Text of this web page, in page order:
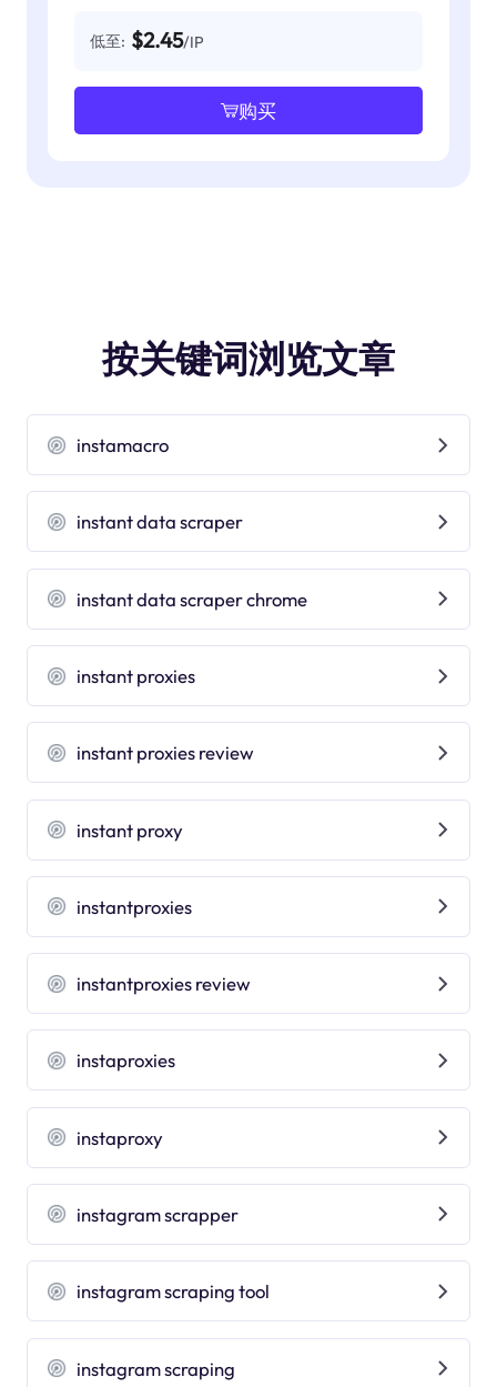
低至: $2.45/IP
购买
按关键词浏览文章
instamacro
instant data scraper
instant data scraper chrome
instant proxies
instant proxies review
instant proxy
instantproxies
instantproxies review
instaproxies
instaproxy
instagram scrapper
instagram scraping tool
instagram scraping